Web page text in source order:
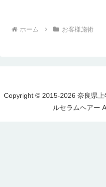
ホーム お客様施術
Copyright © 2015-2026 奈良県
ルセラムヘアー